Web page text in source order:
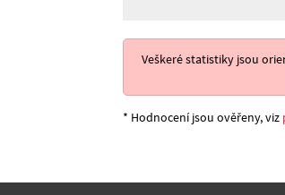
Veškeré statistiky jsou
* Hodnocení jsou ověřeny, viz